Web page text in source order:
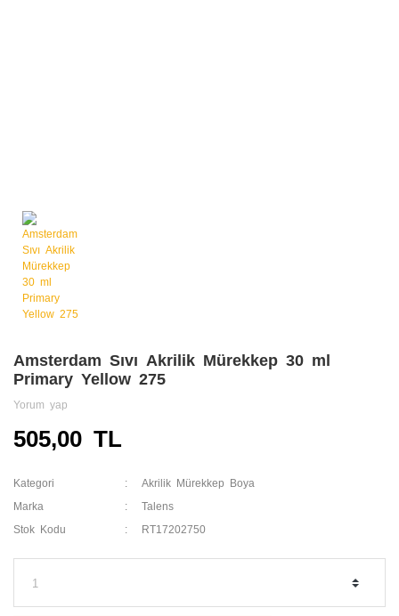
Amsterdam Sıvı Akrilik Mürekkep 30 ml
Primary Yellow 275
Yorum yap
505,00 TL
Kategori Akrilik Mürekkep Boya
Marka Talens
Stok Kodu RT17202750